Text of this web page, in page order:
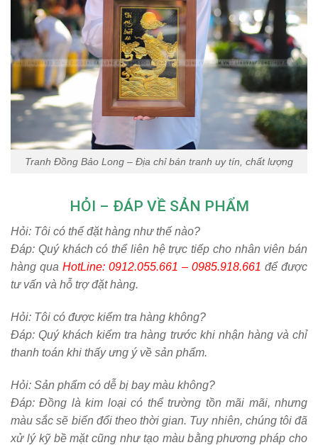
Tranh Đồng Bảo Long – Địa chỉ bán tranh uy tín, chất lượng
HỎI – ĐÁP VỀ SẢN PHẨM
Hỏi: Tôi có thể đặt hàng như thế nào?
Đáp: Quý khách có thể liên hệ trực tiếp cho nhân viên bán
hàng qua HotLine: 0912.055.661 – 0985.918.661 để được
tư vấn và hỗ trợ đặt hàng.
Hỏi: Tôi có được kiểm tra hàng không?
Đáp: Quý khách kiểm tra hàng trước khi nhận hàng và chỉ
thanh toán khi thấy ưng ý về sản phẩm.
Hỏi: Sản phẩm có dễ bị bay màu không?
Đáp: Đồng là kim loại có thể trường tồn mãi mãi, nhưng
màu sắc sẽ biến đổi theo thời gian. Tuy nhiên, chúng tôi đã
xử lý kỹ bề mặt cũng như tạo màu bằng phương pháp cho